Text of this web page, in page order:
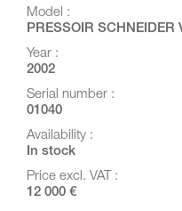
Model :
PRESSOIR SCHNEIDER
Year :
2002
Serial number :
01040
Availability :
In stock
Price excl. VAT :
12 000 €